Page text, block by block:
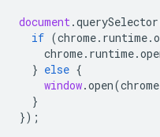
document .querySelector
if (chrome. runtime.
chrome. runtime.
} else {
window.open(chrome
}
});